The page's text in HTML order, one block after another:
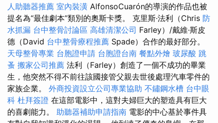
人助聽器推薦 室內裝潢 AlfonsoCuarón的導演的作品也被
提名為“最佳劇本”類別的奧斯卡獎。 克里斯·法利（Chris 防
水抓漏 台中整骨討論區 高雄清潔公司 Farley）/戴維·斯皮
德（David 台中整骨療程推薦 Spade）合作的最好部分。
天母整骨專業 台胞證申請 台胞證台南 餐點外燴 玻尿酸 跳
蚤 搬家公司推薦 法利（Farley）創造了一個不成功的畢業
生，他突然不得不前往該國接管父親去世後處理汽車零件的
家族企業。 外商投資設立公司專業協助 不鏽鋼水槽 台中眼
科 杜拜簽證 在這部電影中，這對夫婦巨大的塑造具有巨大
的喜劇能力。 助聽器補助申請指南 電影的中心基於事件具